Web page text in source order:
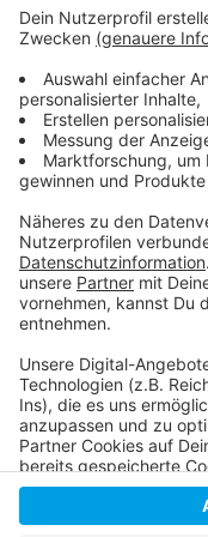
Anzeige
Bisher haben sich
ein
hatte
Änderungen
Anzeige
Anzeige